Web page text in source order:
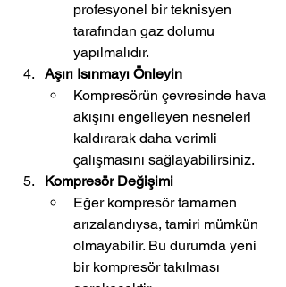
profesyonel bir teknisyen
tarafından gaz dolumu
yapılmalıdır.
Aşırı Isınmayı Önleyin
Kompresörün çevresinde hava
akışını engelleyen nesneleri
kaldırarak daha verimli
çalışmasını sağlayabilirsiniz.
Kompresör Değişimi
Eğer kompresör tamamen
arızalandıysa, tamiri mümkün
olmayabilir. Bu durumda yeni
bir kompresör takılması